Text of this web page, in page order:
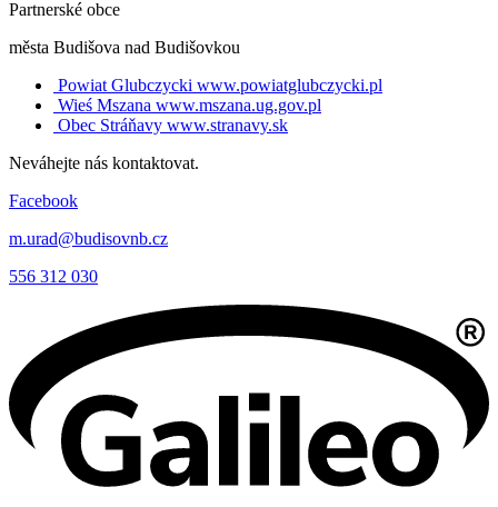
Partnerské obce
města Budišova nad Budišovkou
Powiat Glubczycki www.powiatglubczycki.pl
Wieś Mszana www.mszana.ug.gov.pl
Obec Stráňavy www.stranavy.sk
Neváhejte nás kontaktovat.
Facebook
m.urad@budisovnb.cz
556 312 030